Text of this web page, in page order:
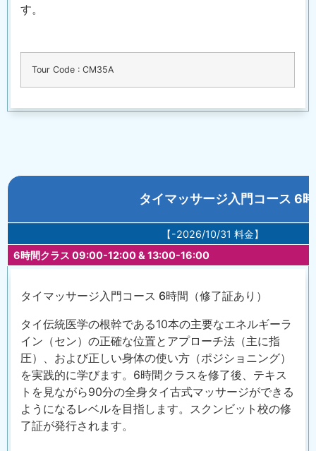
す。
Tour Code : CM35A
タイマッサージ入門コース 6
【-2026/10/31 料金】
6時間クラス 09:00-12:00 & 13:00-16:00
タイマッサージ入門コース 6時間（修了証あり）
タイ伝統医学の根幹である10本の主要なエネルギーラ
イン（セン）の正確な位置とアプローチ法（主に指
圧）、および正しい身体の使い方（ポジショニング）
を実践的に学びます。6時間クラスを修了後、テキス
トを見ながら90分の全身タイ古式マッサージができる
ようになるレベルを目指します。スクンビット校の修
了証が発行されます。